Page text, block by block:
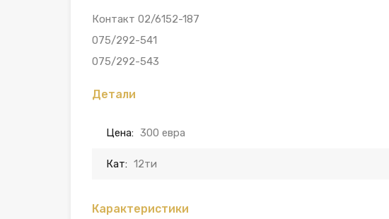
Контакт 02/6152-187
075/292-541
075/292-543
Детали
Цена: 300 евра
Кат: 12ти
Карактеристики